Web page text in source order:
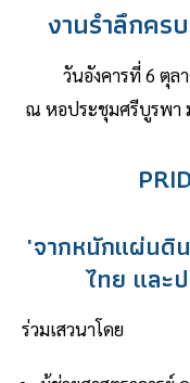
งานรำลึกคร
วันอังคารที่ 6 ตุล
ณ หอประชุมศรีบูรพา
"จากหนักแผ่นดิ
ไทย และ
ร่วมเสวนาโดย